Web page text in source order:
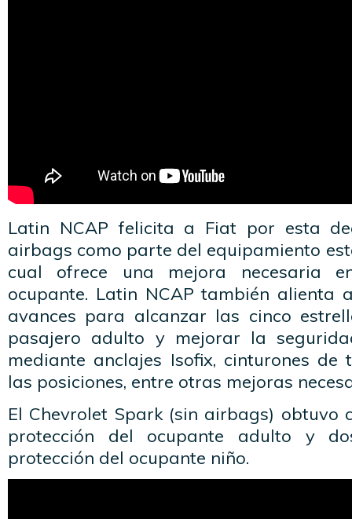
Latin NCAP felicita a Fiat por esta
airbags como parte del equipamiento
cual ofrece una mejora necesaria
ocupante. Latin NCAP también alienta
avances para alcanzar las cinco
pasajero adulto y mejorar la
mediante anclajes Isofix, cinturones
las posiciones, entre otras mejoras
El Chevrolet Spark (sin airbags) obtuvo
protección del ocupante adulto y
protección del ocupante niño.